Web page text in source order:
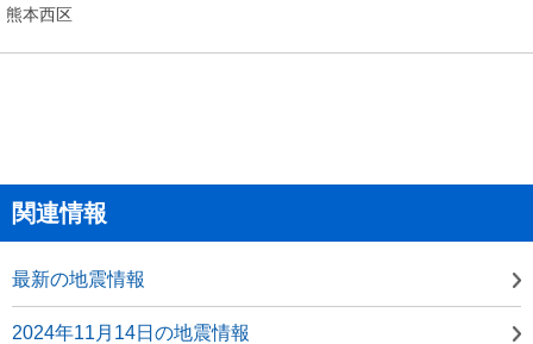
熊本西区
関連情報
最新の地震情報
2024年11月14日の地震情報